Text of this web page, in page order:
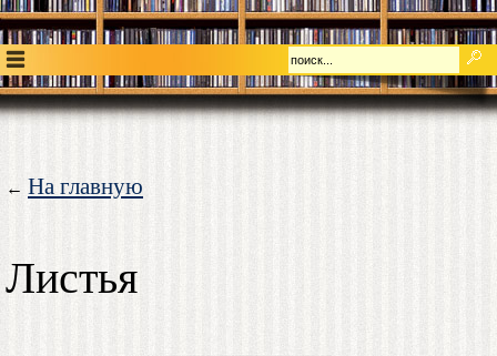
← На главную
Листья